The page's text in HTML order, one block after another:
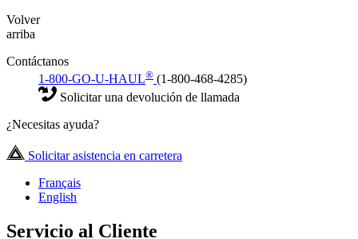
Volver
arriba
Contáctanos
1-800-GO-U-HAUL® (1-800-468-4285)
Solicitar una devolución de llamada
¿Necesitas ayuda?
Solicitar asistencia en carretera
Français
English
Servicio al Cliente